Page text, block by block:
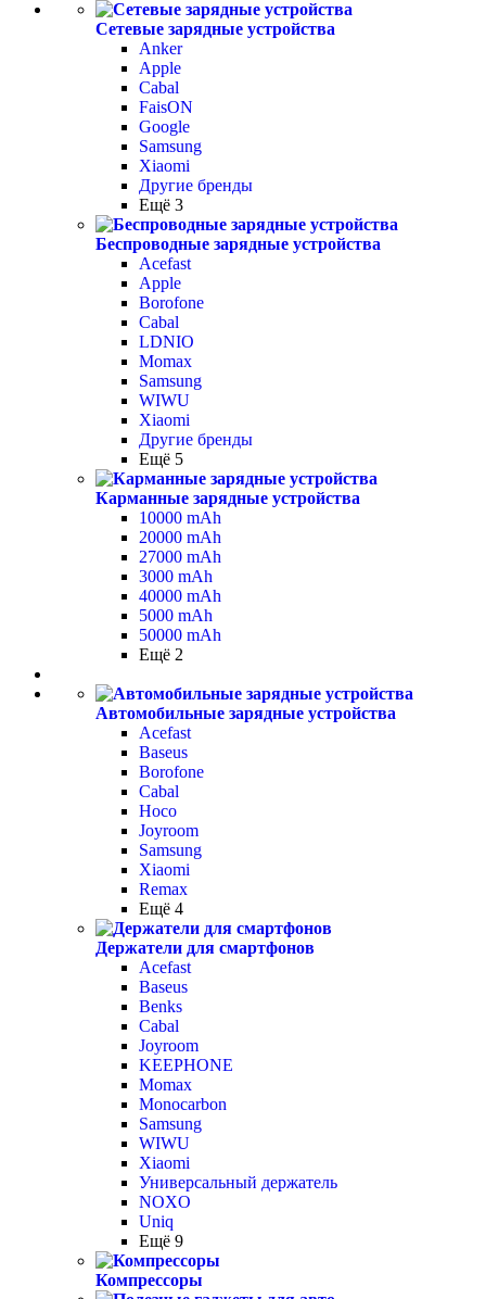
Сетевые зарядные устройства
Anker
Apple
Cabal
FaisON
Google
Samsung
Xiaomi
Другие бренды
Ещё 3
Беспроводные зарядные устройства
Acefast
Apple
Borofone
Cabal
LDNIO
Momax
Samsung
WIWU
Xiaomi
Другие бренды
Ещё 5
Карманные зарядные устройства
10000 mAh
20000 mAh
27000 mAh
3000 mAh
40000 mAh
5000 mAh
50000 mAh
Ещё 2
Автомобильные зарядные устройства
Acefast
Baseus
Borofone
Cabal
Hoco
Joyroom
Samsung
Xiaomi
Remax
Ещё 4
Держатели для смартфонов
Acefast
Baseus
Benks
Cabal
Joyroom
KEEPHONE
Momax
Monocarbon
Samsung
WIWU
Xiaomi
Универсальный держатель
NOXO
Uniq
Ещё 9
Компрессоры